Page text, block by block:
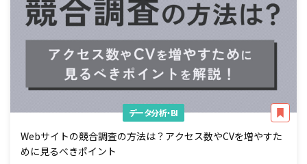
データ分析・BI
Webサイトの競合調査の方法は？アクセス数やCVを増やすた
めに見るべきポイント